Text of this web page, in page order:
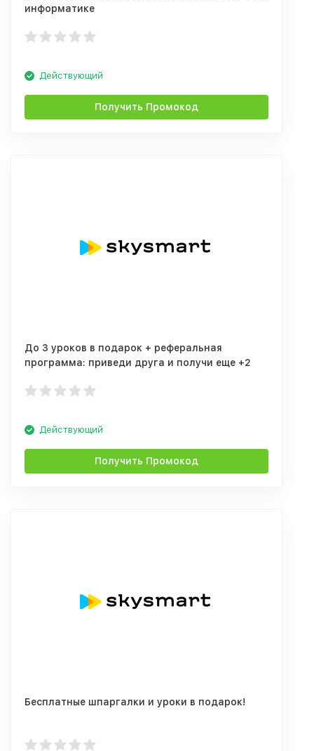
информатике
Действующий
Получить Промокод
До 3 уроков в подарок + реферальная
программа: приведи друга и получи еще +2
Действующий
Получить Промокод
Бесплатные шпаргалки и уроки в подарок!